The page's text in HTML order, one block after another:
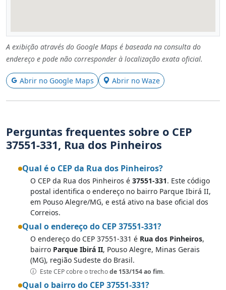
A exibição através do Google Maps é baseada na consulta do
endereço e pode não corresponder à localização exata oficial.
Abrir no Google Maps Abrir no Waze
Perguntas frequentes sobre o CEP
37551-331, Rua dos Pinheiros
Qual é o CEP da Rua dos Pinheiros?
O CEP da Rua dos Pinheiros é 37551-331. Este código
postal identifica o endereço no bairro Parque Ibirá II,
em Pouso Alegre/MG, e está ativo na base oficial dos
Correios.
Qual o endereço do CEP 37551-331?
O endereço do CEP 37551-331 é Rua dos Pinheiros,
bairro Parque Ibirá II, Pouso Alegre, Minas Gerais
(MG), região Sudeste do Brasil.
Este CEP cobre o trechode 153/154 ao fim.
Qual o bairro do CEP 37551-331?